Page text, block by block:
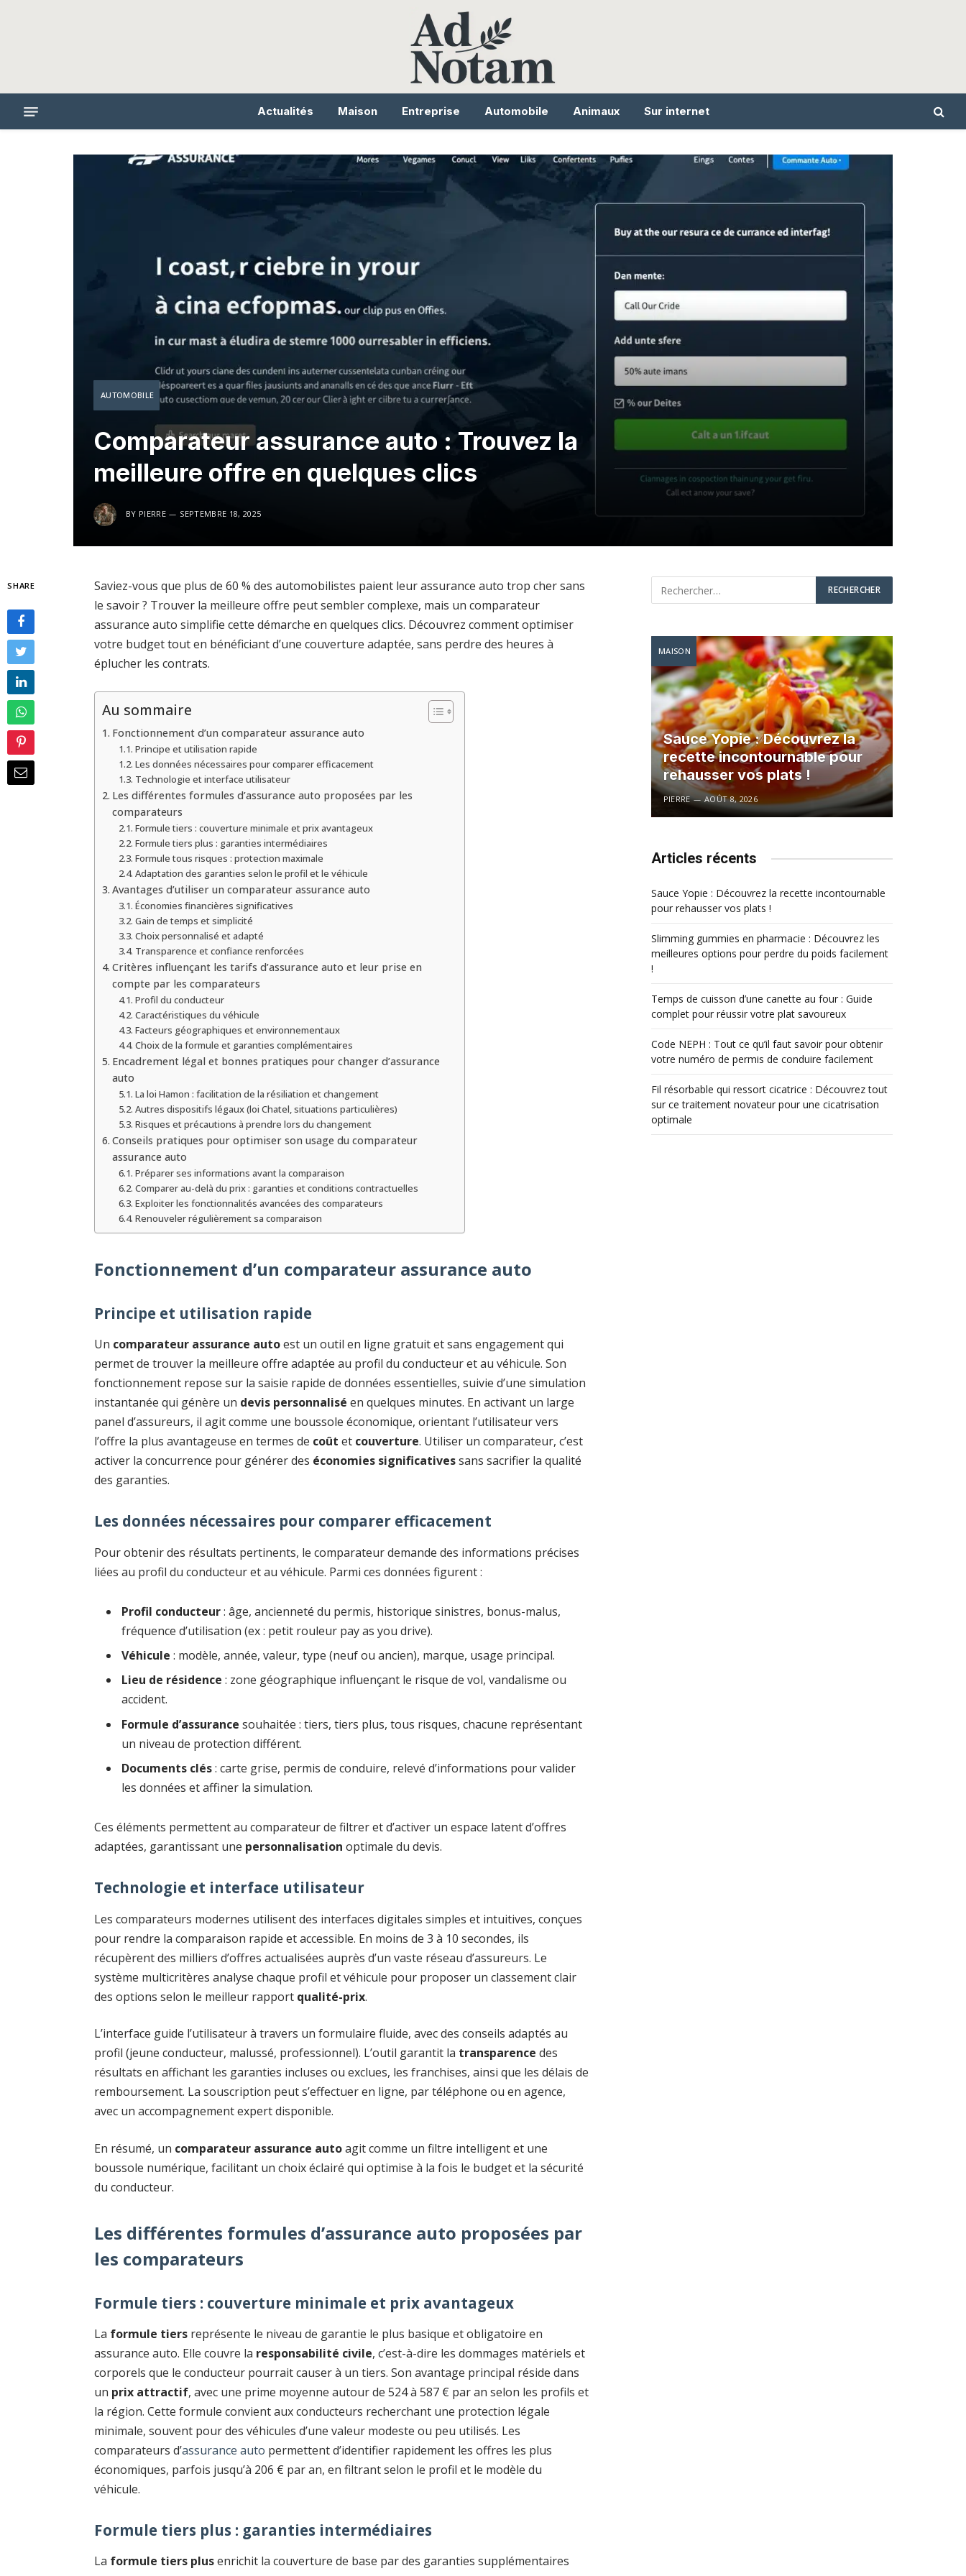
Actualités Maison Entreprise Automobile Animaux Sur internet
AUTOMOBILE
Comparateur assurance auto : Trouvez la
meilleure offre en quelques clics
BY PIERRE SEPTEMBRE 18, 2025
SHARE
Saviez-vous que plus de 60 % des automobilistes paient leur assurance auto trop cher sans
le savoir ? Trouver la meilleure offre peut sembler complexe, mais un comparateur
assurance auto simplifie cette démarche en quelques clics. Découvrez comment optimiser
votre budget tout en bénéficiant d’une couverture adaptée, sans perdre des heures à
éplucher les contrats.
Au sommaire
Fonctionnement d’un comparateur assurance auto
Principe et utilisation rapide
Les données nécessaires pour comparer efficacement
Technologie et interface utilisateur
Les différentes formules d’assurance auto proposées par les
comparateurs
Formule tiers : couverture minimale et prix avantageux
Formule tiers plus : garanties intermédiaires
Formule tous risques : protection maximale
Adaptation des garanties selon le profil et le véhicule
Avantages d’utiliser un comparateur assurance auto
Économies financières significatives
Gain de temps et simplicité
Choix personnalisé et adapté
Transparence et confiance renforcées
Critères influençant les tarifs d’assurance auto et leur prise en
compte par les comparateurs
Profil du conducteur
Caractéristiques du véhicule
Facteurs géographiques et environnementaux
Choix de la formule et garanties complémentaires
Encadrement légal et bonnes pratiques pour changer d’assurance
auto
La loi Hamon : facilitation de la résiliation et changement
Autres dispositifs légaux (loi Chatel, situations particulières)
Risques et précautions à prendre lors du changement
Conseils pratiques pour optimiser son usage du comparateur
assurance auto
Préparer ses informations avant la comparaison
Comparer au-delà du prix : garanties et conditions contractuelles
Exploiter les fonctionnalités avancées des comparateurs
Renouveler régulièrement sa comparaison
Fonctionnement d’un comparateur assurance auto
Principe et utilisation rapide
Un comparateur assurance autoest un outil en ligne gratuit et sans engagement qui
permet de trouver la meilleure offre adaptée au profil du conducteur et au véhicule. Son
fonctionnement repose sur la saisie rapide de données essentielles, suivie d’une simulation
instantanée qui génère un devis personnalisé en quelques minutes. En activant un large
panel d’assureurs, il agit comme une boussole économique, orientant l’utilisateur vers
l’offre la plus avantageuse en termes de coût et couverture. Utiliser un comparateur, c’est
activer la concurrence pour générer des économies significativessans sacrifier la qualité
des garanties.
Les données nécessaires pour comparer efficacement
Pour obtenir des résultats pertinents, le comparateur demande des informations précises
liées au profil du conducteur et au véhicule. Parmi ces données figurent :
Profil conducteur: âge, ancienneté du permis, historique sinistres, bonus-malus,
fréquence d’utilisation (ex : petit rouleur pay as you drive).
Véhicule : modèle, année, valeur, type (neuf ou ancien), marque, usage principal.
Lieu de résidence : zone géographique influençant le risque de vol, vandalisme ou
accident.
Formule d’assurance souhaitée : tiers, tiers plus, tous risques, chacune représentant
un niveau de protection différent.
Documents clés: carte grise, permis de conduire, relevé d’informations pour valider
les données et affiner la simulation.
Ces éléments permettent au comparateur de filtrer et d’activer un espace latent d’offres
adaptées, garantissant une personnalisation optimale du devis.
Technologie et interface utilisateur
Les comparateurs modernes utilisent des interfaces digitales simples et intuitives, conçues
pour rendre la comparaison rapide et accessible. En moins de 3 à 10 secondes, ils
récupèrent des milliers d’offres actualisées auprès d’un vaste réseau d’assureurs. Le
système multicritères analyse chaque profil et véhicule pour proposer un classement clair
des options selon le meilleur rapport qualité-prix.
L’interface guide l’utilisateur à travers un formulaire fluide, avec des conseils adaptés au
profil (jeune conducteur, malussé, professionnel). L’outil garantit la transparence des
résultats en affichant les garanties incluses ou exclues, les franchises, ainsi que les délais de
remboursement. La souscription peut s’effectuer en ligne, par téléphone ou en agence,
avec un accompagnement expert disponible.
En résumé, un comparateur assurance autoagit comme un filtre intelligent et une
boussole numérique, facilitant un choix éclairé qui optimise à la fois le budget et la sécurité
du conducteur.
Les différentes formules d’assurance auto proposées par
les comparateurs
Formule tiers : couverture minimale et prix avantageux
La formule tiers représente le niveau de garantie le plus basique et obligatoire en
assurance auto. Elle couvre la responsabilité civile, c’est-à-dire les dommages matériels et
corporels que le conducteur pourrait causer à un tiers. Son avantage principal réside dans
un prix attractif, avec une prime moyenne autour de 524 à 587 € par an selon les profils et
la région. Cette formule convient aux conducteurs recherchant une protection légale
minimale, souvent pour des véhicules d’une valeur modeste ou peu utilisés. Les
comparateurs d’assurance auto permettent d’identifier rapidement les offres les plus
économiques, parfois jusqu’à 206 € par an, en filtrant selon le profil et le modèle du
véhicule.
Formule tiers plus : garanties intermédiaires
La formule tiers plusenrichit la couverture de base par des garanties supplémentaires
MAISON
Sauce Yopie : Découvrez la
recette incontournable pour
rehausser vos plats !
PIERRE AOÛT 8, 2026
Articles récents
Sauce Yopie : Découvrez la recette incontournable
pour rehausser vos plats !
Slimming gummies en pharmacie : Découvrez les
meilleures options pour perdre du poids facilement
!
Temps de cuisson d’une canette au four : Guide
complet pour réussir votre plat savoureux
Code NEPH : Tout ce qu’il faut savoir pour obtenir
votre numéro de permis de conduire facilement
Fil résorbable qui ressort cicatrice : Découvrez tout
sur ce traitement novateur pour une cicatrisation
optimale